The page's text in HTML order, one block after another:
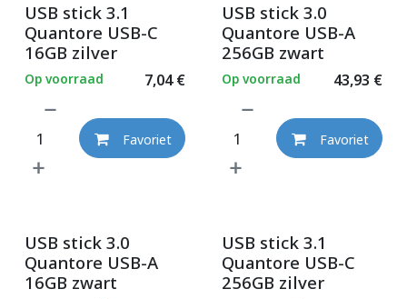
USB stick 3.1
Quantore USB-C
16GB zilver
7,04€
Op voorraad
Favoriet
USB stick 3.0
Quantore USB-A
256GB zwart
43,93 €
Op voorraad
Favoriet
USB stick 3.0
Quantore USB-A
16GB zwart
USB stick 3.1
Quantore USB-C
256GB zilver